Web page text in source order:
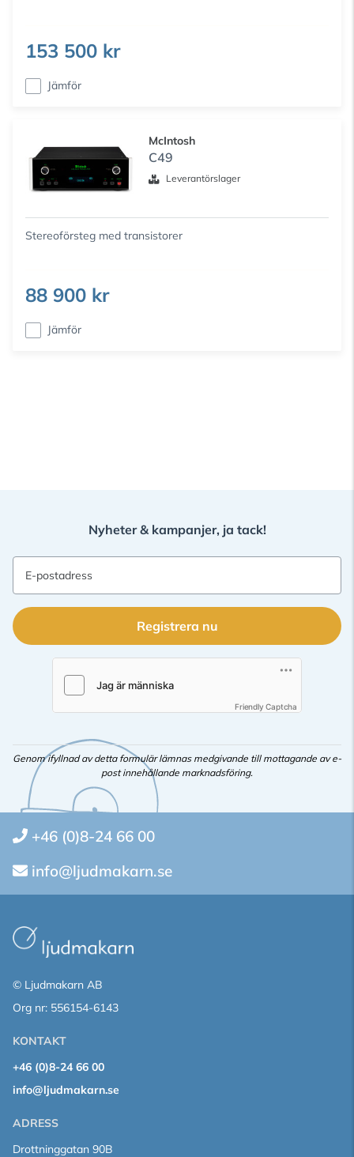
153 500 kr
Jämför
McIntosh
C49
Leverantörslager
Stereoförsteg med transistorer
88 900 kr
Jämför
Nyheter & kampanjer, ja tack!
E-postadress
Registrera nu
Friendly Captcha
Genom ifyllnad av detta formulär lämnas medgivande till mottagande av e-
post innehållande marknadsföring.
+46 (0)8-24 66 00
info@ljudmakarn.se
© Ljudmakarn AB
Org nr: 556154-6143
KONTAKT
+46 (0)8-24 66 00
info@ljudmakarn.se
ADRESS
Drottninggatan 90B